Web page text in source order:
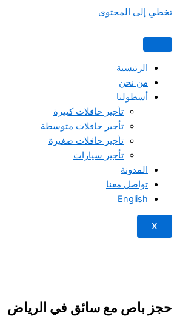
تخطي إلى المحتوى
الرئيسية
من نحن
أسطولنا
تأجير حافلات كبيرة
تأجير حافلات متوسطة
تأجير حافلات صغيرة
تأجير سيارات
المدونة
تواصل معنا
English
X
حجز باص مع سائق في الرياض